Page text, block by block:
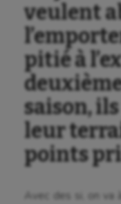
veulent
pitié à
saison,
leur
points
Avec des si, on